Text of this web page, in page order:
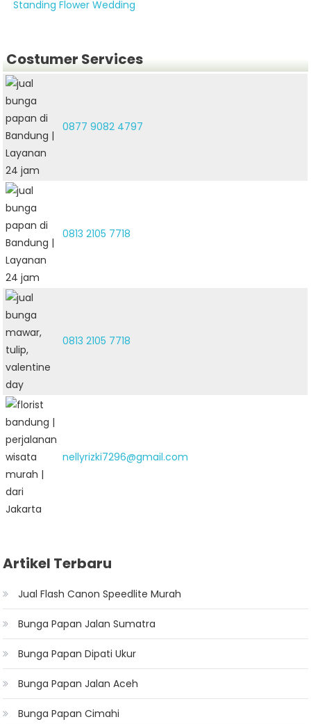
Standing Flower Wedding
Costumer Services
0877 9082 4797
0813 2105 7718
0813 2105 7718
nellyrizki7296@gmail.com
Artikel Terbaru
Jual Flash Canon Speedlite Murah
Bunga Papan Jalan Sumatra
Bunga Papan Dipati Ukur
Bunga Papan Jalan Aceh
Bunga Papan Cimahi